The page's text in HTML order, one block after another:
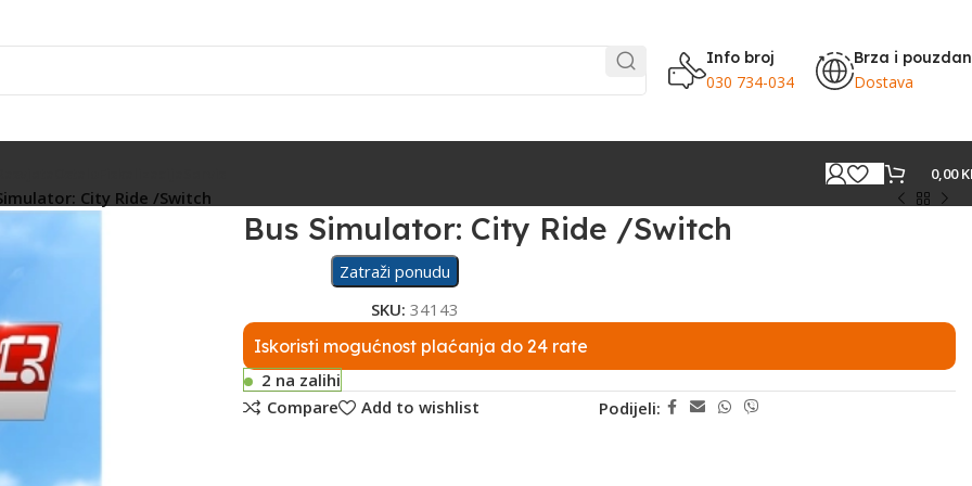
Info broj
030 734-034
Brza i
Dostava
0,00
City Ride /Switch
Bus Simulator: City Ride /Switch
Zatraži ponudu
SKU: 34143
Iskoristi mogućnost plaćanja do 24 rate
2 na zalihi
Compare
Add to wishlist Podijeli: